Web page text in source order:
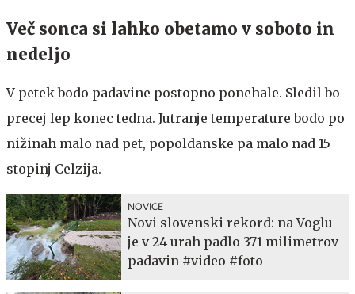
Več sonca si lahko obetamo v soboto in
nedeljo
V petek bodo padavine postopno ponehale. Sledil bo
precej lep konec tedna. Jutranje temperature bodo po
nižinah malo nad pet, popoldanske pa malo nad 15
stopinj Celzija.
NOVICE
Novi slovenski rekord: na Voglu
je v 24 urah padlo 371 milimetrov
padavin #video #foto